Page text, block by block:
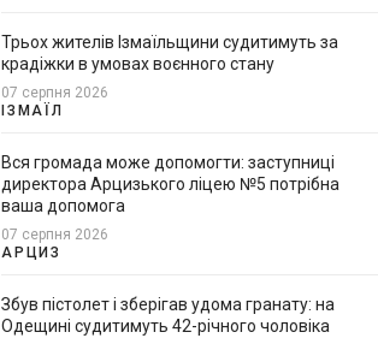
Трьох жителів Ізмаїльщини судитимуть за
крадіжки в умовах воєнного стану
07 серпня 2026
ІЗМАЇЛ
Вся громада може допомогти: заступниці
директора Арцизького ліцею №5 потрібна
ваша допомога
07 серпня 2026
АРЦИЗ
Збув пістолет і зберігав удома гранату: на
Одещині судитимуть 42-річного чоловіка